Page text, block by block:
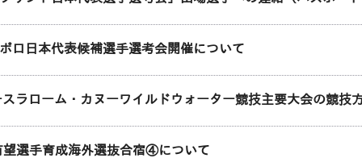
ロ日本代表候補選手選考会開催について
ラローム・カヌーワイルドウォーター競技主要大会の競技
選手育成海外選抜合宿④について